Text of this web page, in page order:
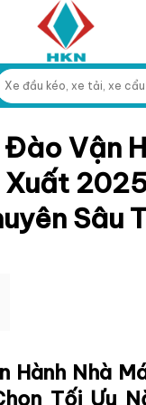
kiếm:
Vận
Xuất
Sâu
Hành Nhà
Tối Ưu